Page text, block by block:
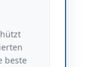
beste